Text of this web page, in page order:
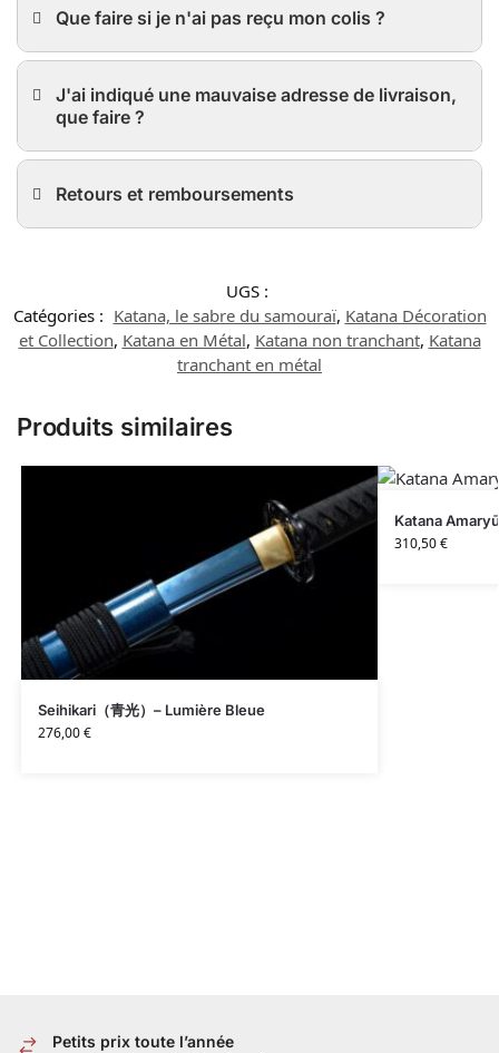
Que faire si je n'ai pas reçu mon colis ?
J'ai indiqué une mauvaise adresse de livraison,
que faire ?
Retours et remboursements
UGS :
Catégories : Katana, le sabre du samouraï, Katana Décoration
et Collection, Katana en Métal, Katana non tranchant, Katana
tranchant en métal
Produits similaires
Seihikari（青光）– Lumière Bleue
276,00€
Katana
310,50€
Petits prix toute l’année